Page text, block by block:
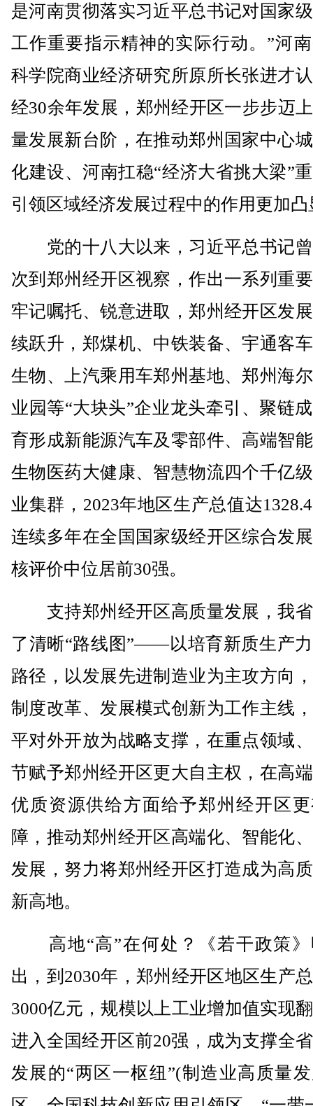
是河南贯彻落实习近平总书记对国家
工作重要指示精神的实际行动。”河
科学院商业经济研究所原所长张进才
经30余年发展，郑州经开区一步步迈
量发展新台阶，在推动郑州国家中心
化建设、河南扛稳“经济大省挑大梁”
引领区域经济发展过程中的作用更加凸
党的十八大以来，习近平总书记
次到郑州经开区视察，作出一系列重
牢记嘱托、锐意进取，郑州经开区发
续跃升，郑煤机、中铁装备、宇通客
生物、上汽乘用车郑州基地、郑州海
业园等“大块头”企业龙头牵引、聚链
育形成新能源汽车及零部件、高端智
生物医药大健康、智慧物流四个千亿
业集群，2023年地区生产总值达
连续多年在全国国家级经开区综合发
核评价中位居前30强。
支持郑州经开区高质量发展，我
了清晰“路线图”——以培育新质生产
路径，以发展先进制造业为主攻方向
制度改革、发展模式创新为工作主线
平对外开放为战略支撑，在重点领域
节赋予郑州经开区更大自主权，在高
优质资源供给方面给予郑州经开区
障，推动郑州经开区高端化、智能化
发展，努力将郑州经开区打造成为高
新高地。
高地“高”在何处？《若干政策》
出，到2030年，郑州经开区地区生产
3000亿元，规模以上工业增加值实现
进入全国经开区前20强，成为支撑全
发展的“两区一枢纽”(制造业高质量